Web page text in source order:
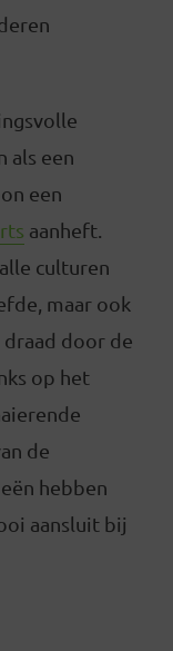
als een
een
aanheft.
culturen
maar ook
draad door de
op het
de
hebben
aansluit bij